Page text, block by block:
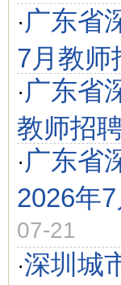
· 广东省
7月教师
· 广东省
教师招
· 广东省
2026年
07-21
·深圳城